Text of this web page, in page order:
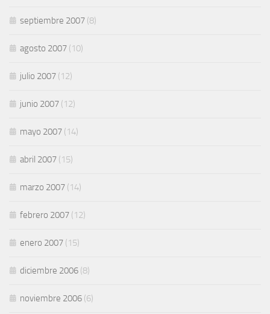
septiembre 2007 (8)
agosto 2007 (10)
julio 2007 (12)
junio 2007 (12)
mayo 2007 (14)
abril 2007 (15)
marzo 2007 (14)
febrero 2007 (12)
enero 2007 (15)
diciembre 2006 (8)
noviembre 2006 (6)